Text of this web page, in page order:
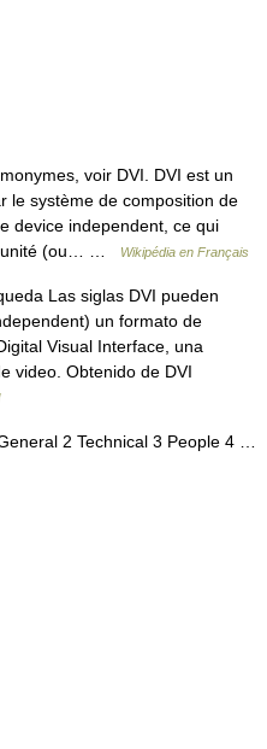
voir DVI. DVI est un
le système de composition de
device independent, ce qui
unité (ou… …
Wikipédia en Français
Las siglas DVI pueden
un formato de
Visual Interface, una
video. Obtenido de DVI
2 Technical 3 People 4 …